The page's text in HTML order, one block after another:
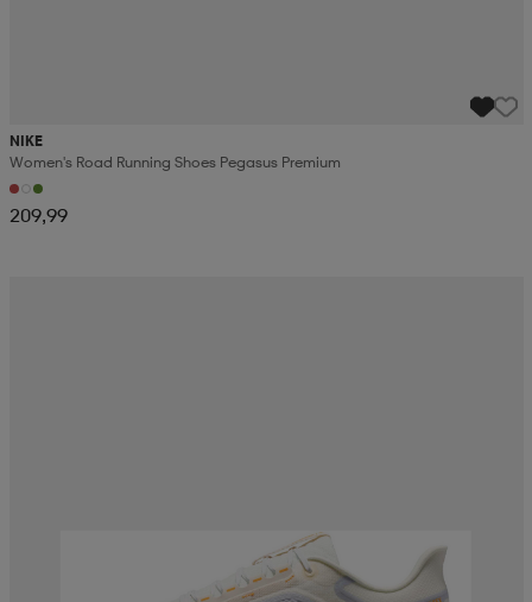
NIKE
Women's Road Running Shoes Pegasus Premium
209,99